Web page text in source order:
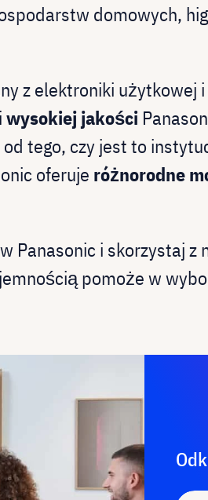
domowych,
z elektroniki
iwysokiej jakości
tego, czy jest to
oferuje różnorodne
Panasonic i skorzystaj z
pomoże w